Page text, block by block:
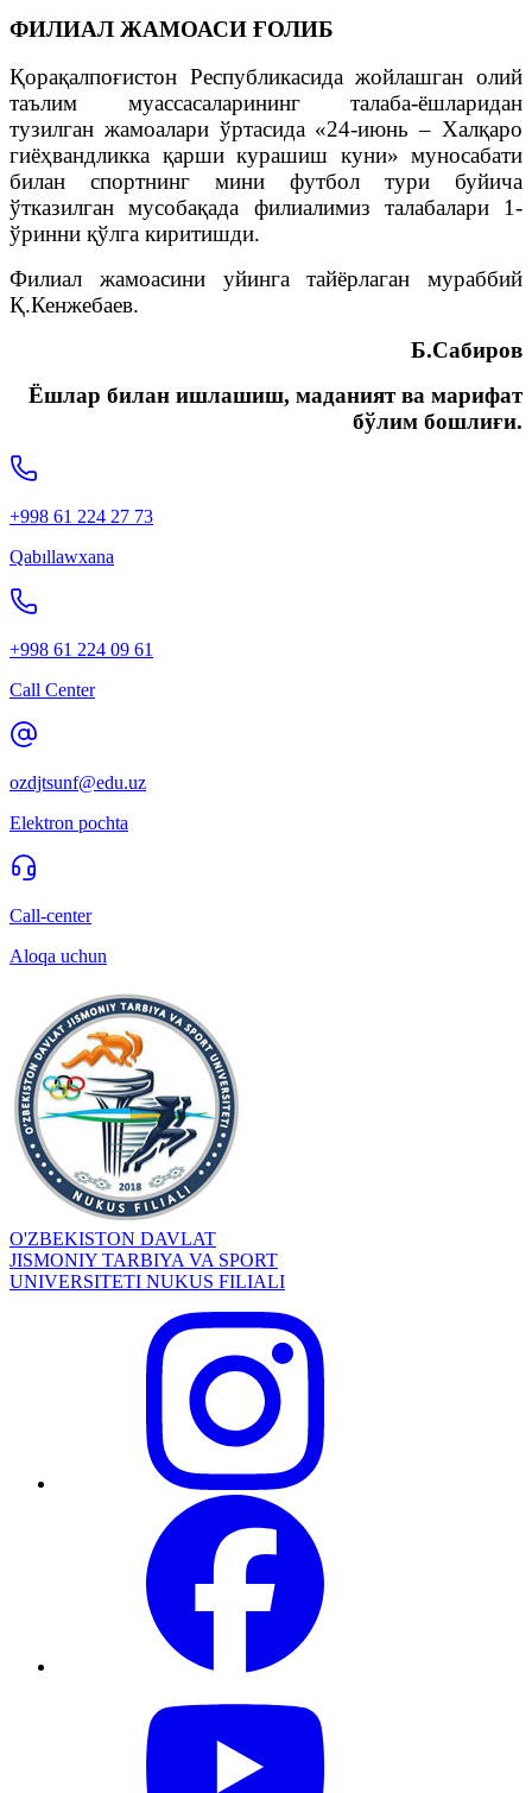
ФИЛИАЛ ЖАМОАСИ ҒОЛИБ
Қорақалпоғистон Республикасида жойлашган олий
таълим муассасаларининг талаба-ёшларидан
тузилган жамоалари ўртасида «24-июнь – Халқаро
гиёҳвандликка қарши курашиш куни» муносабати
билан спортнинг мини футбол тури буйича
ўтказилган мусобақада филиалимиз талабалари 1-
ўринни қўлга киритишди.
Филиал жамоасини уйинга тайёрлаган мураббий
Қ.Кенжебаев.
Б.Сабиров
Ёшлар билан ишлашиш, маданият ва марифат
бўлим бошлиғи.
+998 61 224 27 73
Qabıllawxana
+998 61 224 09 61
Call Center
ozdjtsunf@edu.uz
Elektron pochta
Call-center
Aloqa uchun
O'ZBEKISTON DAVLAT
JISMONIY TARBIYA VA SPORT
UNIVERSITETI NUKUS FILIALI